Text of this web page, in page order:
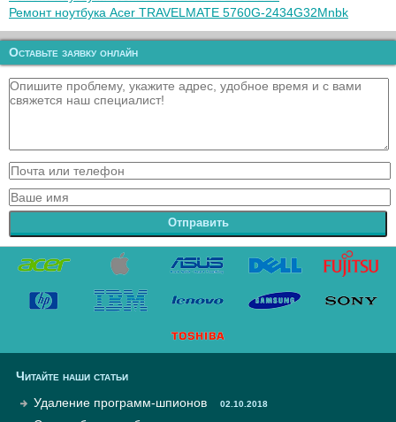
Ремонт ноутбука Acer TRAVELMATE 5760G-2434G32Mnbk
Оставьте заявку онлайн
Отправить
Читайте наши статьи
Удаление программ-шпионов
02.10.2018